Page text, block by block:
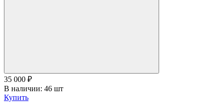
35 000 ₽
В наличии: 46 шт
Купить